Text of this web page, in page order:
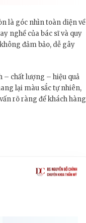
là góc nhìn toàn diện về
nghề của bác sĩ và quy
đảm bảo, dễ gây
– chất lượng – hiệu quả
lại màu sắc tự nhiên,
rõ ràng để khách hàng